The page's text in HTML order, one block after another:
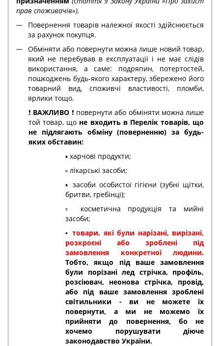
прав споживачів»).
Повернення товарів належної якості здійснюється
за рахунок покупця.
Обміняти або повернути можна лише новий товар,
який не перебував в експлуатації і не має слідів
використання, а саме: подряпин, потертостей,
пошкоджень будь-якого характеру, збережено його
товарний вид, споживчі властивості, пломби,
ярлики тощо.
❗️ ВАЖЛИВО ❗️ повернути або обміняти можна лише
той товар, що не входить в Перелік товарів, що
не підлягають обміну (поверненню) за будь-
яких обставин:
▪️ харчові продукти;
▫️ лікарські засоби;
▪️ засоби особистої гігієни (зубні щітки,
бритви, гребінці);
▫️ косметична продукція та мийні
засоби;
▪️ товари, які були нарізані, вирізані,
розкроєні або зроблені під
замовлення конкретної людини.
Тобто, якщо під ваше замовлення
були порізані лед стрічка, профіль,
розсіювач, неонова стрічка, провід,
або під ваше замовлення зроблені
світильники - ви не можете їх
повернути, а ми не можемо їх
прийняти до повернення, бо не
хочемо порушувати діюче
законодавство України.